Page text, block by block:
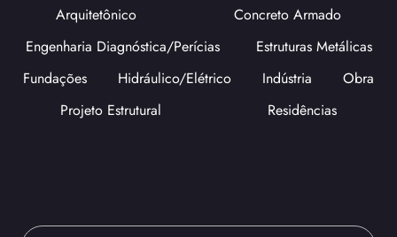
Arquitetônico
Concreto Armado
Engenharia Diagnóstica/Perícias
Estruturas Metálicas
Fundações
Hidráulico/Elétrico Indústria
Obra
Projeto Estrutural
Residências